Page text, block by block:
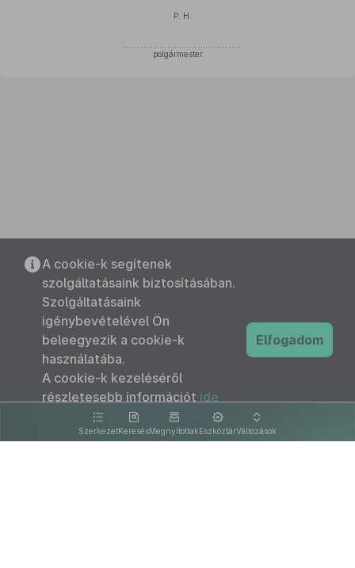
P. H.
polgármester
SzerkezetKeresésMegnyitottakEszköztárVáltozások
A cookie-k segítenek
szolgáltatásaink biztosításában.
Szolgáltatásaink
igénybevételével Ön
beleegyezik a cookie-k
használatába.
A cookie-k kezeléséről
részletesebb információt ide
kattintva olvashat.
Elfogadom